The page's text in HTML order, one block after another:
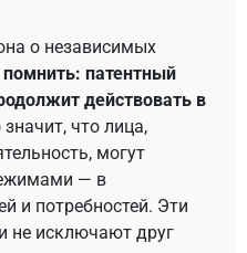
о независимых
патентный
действовать в
значит, что лица,
могут
— в
и потребностей. Эти
не исключают друг